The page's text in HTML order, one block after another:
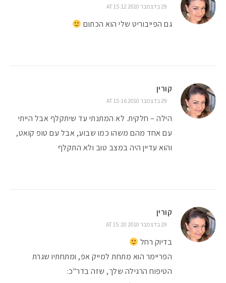
29 בדצמבר 2010 AT 15:12
גם הפייבוריט שלי הוא הכתום
קורין
29 בדצמבר 2010 AT 15:16
הילה – חלקית. לא המתנתי עד שיתקלף אבל הייתי
עם אחד מהם משהו כמו שבוע, אבל עם טופ קואט,
והוא עדיין היה במצב טוב ולא התקלף
קורין
29 בדצמבר 2010 AT 15:20
בדיוק רחל
הפריימר הוא מתחת למייק אפ, ומתחתיו שגרת
הטיפוח הרגילה שלך, שזה בדר"כ: